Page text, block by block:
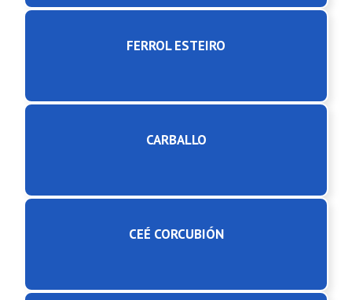
FERROL ESTEIRO
CARBALLO
CEÉ CORCUBIÓN